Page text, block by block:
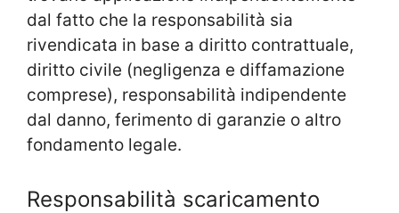
dal fatto che la responsabilità sia
rivendicata in base a diritto contrattuale,
diritto civile (negligenza e diffamazione
comprese), responsabilità indipendente
dal danno, ferimento di garanzie o altro
fondamento legale.
Responsabilità scaricamento